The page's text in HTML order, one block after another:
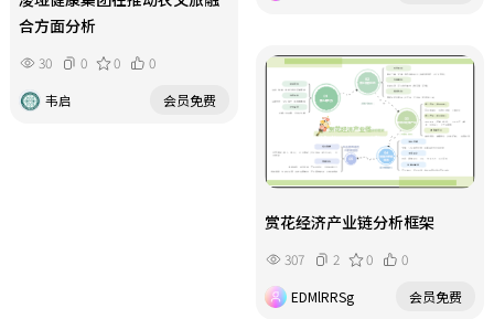
合方面分析
30 0 0
0
韦启
会员免费
赏花经济产业链分析框架
307 2 0
0
EDMlRRSg
会员免费